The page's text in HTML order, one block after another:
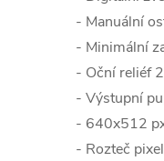
- Manuální
- Minimální
- Oční reliéf
- Výstupní
- 640x512
- Rozteč